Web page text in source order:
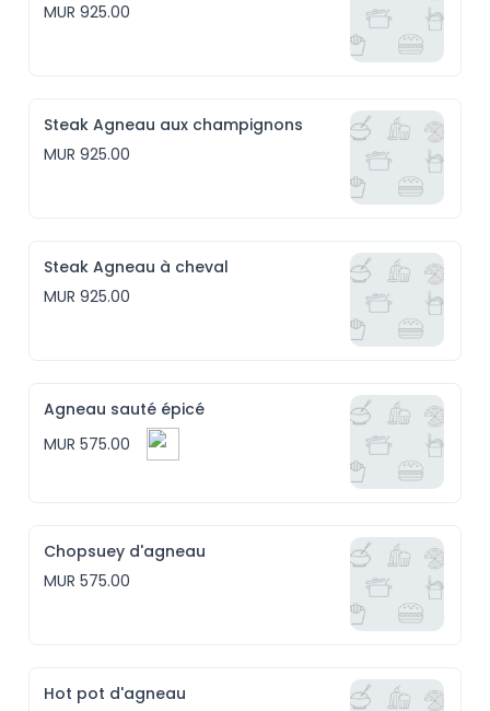
MUR 925.00
Steak Agneau aux champignons
MUR 925.00
Steak Agneau à cheval
MUR 925.00
Agneau sauté épicé
MUR 575.00
Chopsuey d'agneau
MUR 575.00
Hot pot d'agneau